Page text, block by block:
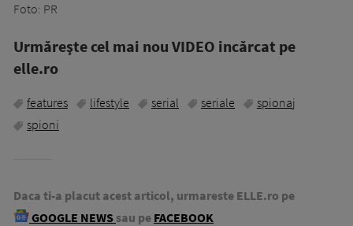
Foto: PR
Urmăreşte cel mai nou VIDEO incărcat pe
elle.ro
features lifestyle serial seriale
spionaj
spioni
Daca ti-a placut acest articol, urmareste ELLE.ro pe
GOOGLE NEWS sau pe FACEBOOK